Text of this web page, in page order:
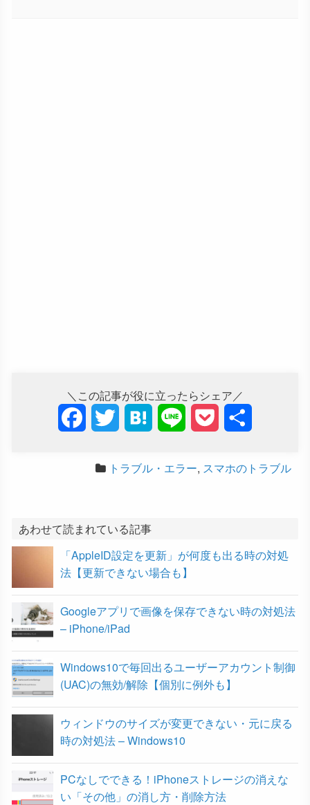
＼この記事が役に立ったらシェア／
b
o
o
k
i
t
e
r
t
a
n
c
t
トラブル・エラー, スマホのトラブル
あわせて読まれている記事
「AppleID設定を更新」が何度も出る時の対処
法【更新できない場合も】
Googleアプリで画像を保存できない時の対処法
– iPhone/iPad
Windows10で毎回出るユーザーアカウント制御
(UAC)の無効/解除【個別に例外も】
ウィンドウのサイズが変更できない・元に戻る
時の対処法 – Windows10
PCなしでできる！iPhoneストレージの消えな
い「その他」の消し方・削除方法